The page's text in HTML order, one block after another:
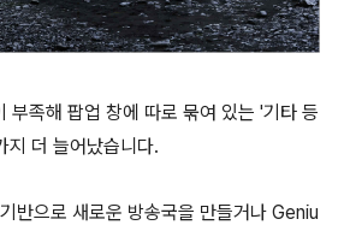
부족해 팝업 창에 따로 묶여 있는 '기타 등
지 더 늘어났습니다.
반으로 새로운 방송국을 만들거나 Geniu